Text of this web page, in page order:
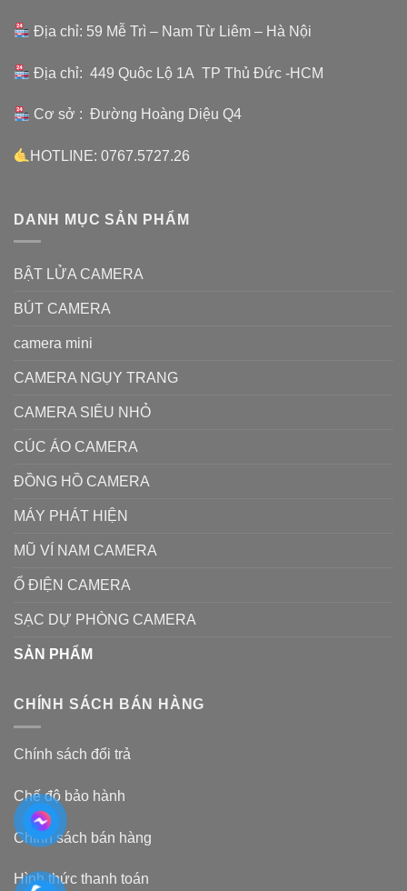
Địa chỉ: 59 Mễ Trì – Nam Từ Liêm – Hà Nội
Địa chỉ: 449 Quôc Lộ 1A TP Thủ Đức -HCM
Cơ sở : Đường Hoàng Diệu Q4
HOTLINE: 0767.5727.26
DANH MỤC SẢN PHẨM
BẬT LỬA CAMERA
BÚT CAMERA
camera mini
CAMERA NGỤY TRANG
CAMERA SIÊU NHỎ
CÚC ÁO CAMERA
ĐỒNG HỒ CAMERA
MÁY PHÁT HIỆN
MŨ VÍ NAM CAMERA
Ổ ĐIỆN CAMERA
SẠC DỰ PHÒNG CAMERA
SẢN PHẨM
CHÍNH SÁCH BÁN HÀNG
Chính sách đổi trả
Chế độ bảo hành
Chính sách bán hàng
Hình thức thanh toán